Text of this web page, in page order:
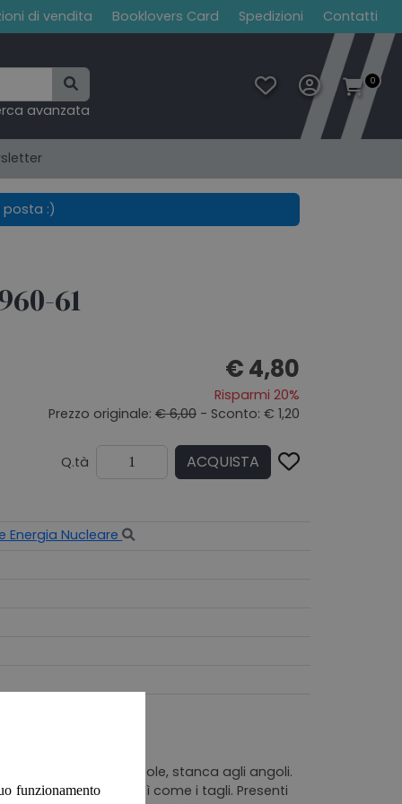
di vendita Booklovers Card Spedizioni Contatti
avanzata
0
posta :)
61
€ 4,80
Risparmi 20%
Prezzo originale: € 6,00 - Sconto: € 1,20
Q.tà ACQUISTA
Energia Nucleare
per l'esposizione al sole, stanca agli angoli.
ingiallite, così come i tagli. Presenti
funzionamento